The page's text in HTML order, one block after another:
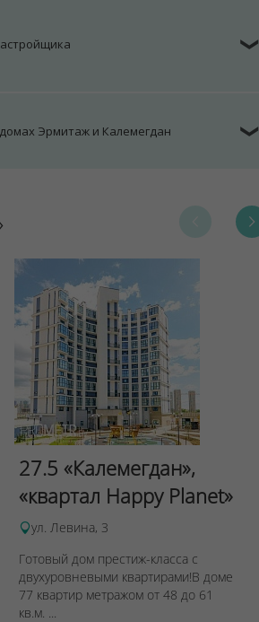
❯
Эрмитаж и Калемегдан ❯
27.5 «Калемегдан»,
«квартал Happy Planet»
ул. Левина, 3
Готовый дом престиж-класса с
двухуровневыми квартирами!В доме
77 квартир метражом от 48 до 61
кв.м. ...